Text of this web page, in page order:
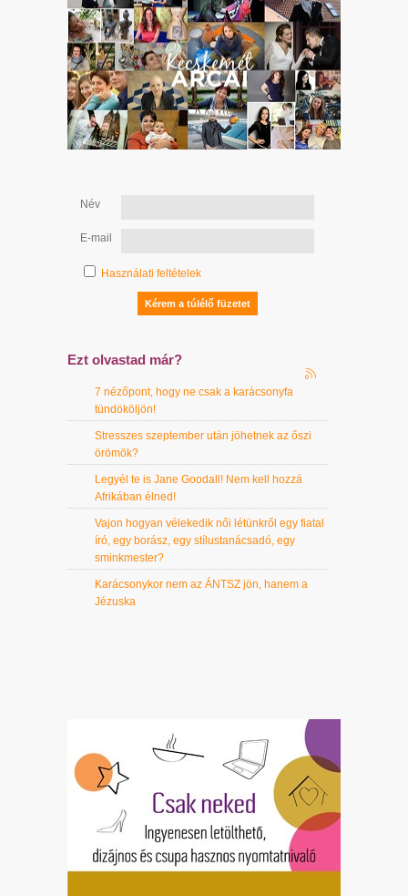
Név
E-mail
Használati feltételek
Ezt olvastad már?
7 nézőpont, hogy ne csak a karácsonyfa
tündököljön!
Stresszes szeptember után jöhetnek az őszi
örömök?
Legyél te is Jane Goodall! Nem kell hozzá
Afrikában élned!
Vajon hogyan vélekedik női létünkről egy fiatal
író, egy borász, egy stílustanácsadó, egy
sminkmester?
Karácsonykor nem az ÁNTSZ jön, hanem a
Jézuska